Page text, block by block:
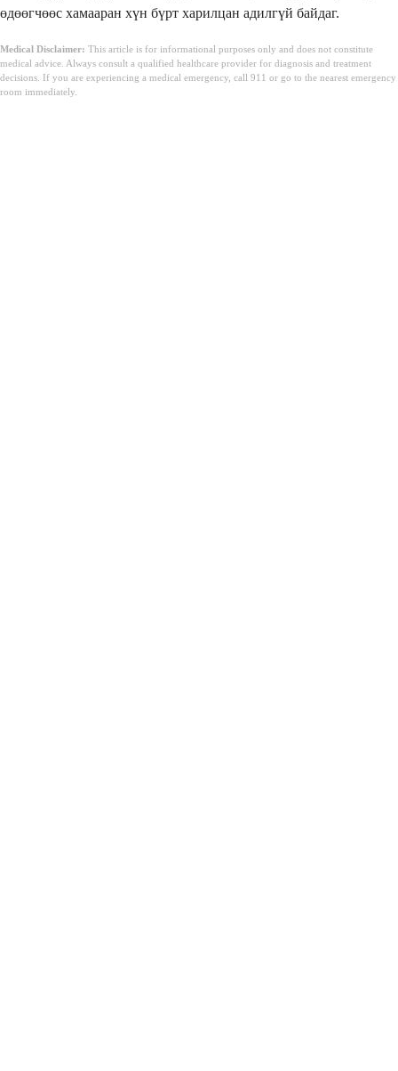
өдөөгчөөс хамааран хүн бүрт харилцан адилгүй байдаг.
Medical Disclaimer: This article is for informational purposes only and does not constitute
medical advice. Always consult a qualified healthcare provider for diagnosis and treatment
decisions. If you are experiencing a medical emergency, call 911 or go to the nearest emergency
room immediately.